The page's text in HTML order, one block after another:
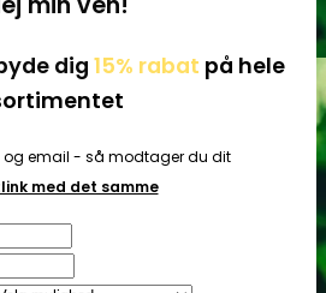
dig 15% rabat på hele
email - så modtager du dit
med det samme